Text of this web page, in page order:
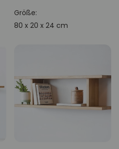
Größe:
80 x 20 x 24 cm